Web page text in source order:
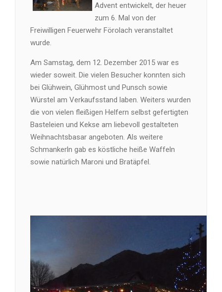
Advent entwickelt, der heuer
zum 6. Mal von der
Freiwilligen Feuerwehr Förolach veranstaltet
wurde.
Am Samstag, dem 12. Dezember 2015 war es
wieder soweit. Die vielen Besucher konnten sich
bei Glühwein, Glühmost und Punsch sowie
Würstel am Verkaufsstand laben. Weiters wurden
die von vielen fleißigen Helfern selbst gefertigten
Basteleien und Kekse am liebevoll gestalteten
Weihnachtsbasar angeboten. Als weitere
Schmankerln gab es köstliche heiße Waffeln
sowie natürlich Maroni und Bratäpfel.